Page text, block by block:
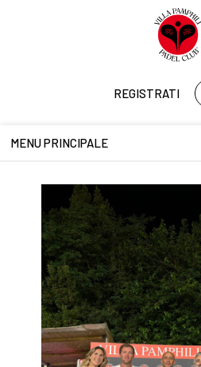
REGISTRATI
MENU PRINCIPALE